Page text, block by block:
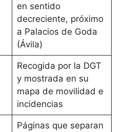
en sentido
decreciente, próximo
a Palacios de Goda
(Ávila)
Recogida por la DGT
y mostrada en su
mapa de movilidad e
incidencias
Páginas que separan